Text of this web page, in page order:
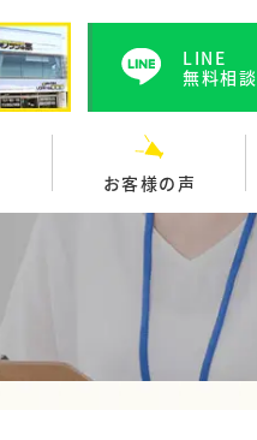
LINE
無料相談
お客様の声